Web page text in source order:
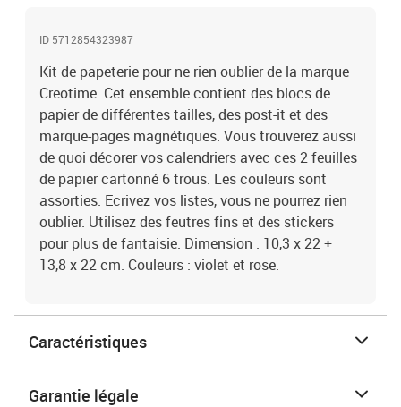
ID 5712854323987
Kit de papeterie pour ne rien oublier de la marque
Creotime. Cet ensemble contient des blocs de
papier de différentes tailles, des post-it et des
marque-pages magnétiques. Vous trouverez aussi
de quoi décorer vos calendriers avec ces 2 feuilles
de papier cartonné 6 trous. Les couleurs sont
assorties. Ecrivez vos listes, vous ne pourrez rien
oublier. Utilisez des feutres fins et des stickers
pour plus de fantaisie. Dimension : 10,3 x 22 +
13,8 x 22 cm. Couleurs : violet et rose.
Caractéristiques
Garantie légale